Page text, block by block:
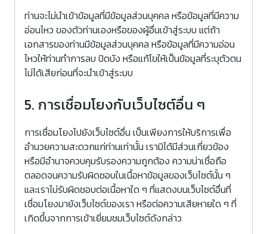
ท่านจะไม่นำเข้าข้อมูลที่มีข้อมูลส่วนบุคคล หรือข้อมูลที่มีความ
อ่อนไหว ของตัวท่านเองหรือของผู้อื่นเข้าสู่ระบบ แต่ถ้า
เอกสารของท่านมีข้อมูลส่วนบุคคล หรือข้อมูลที่มีความอ่อน
ไหวให้ท่านทำการลบ ปิดบัง หรือแก้ไขให้เป็นข้อมูลที่ระบุตัวตน
ไม่ได้เสียก่อนที่จะนำเข้าสู่ระบบ
5. การเชื่อมโยงกับเว็บไซต์อื่น ๆ
การเชื่อมโยงไปยังเว็บไซต์อื่น เป็นเพียงการให้บริการเพื่อ
อำนวยความสะดวกแก่ท่านเท่านั้น เรามิได้มีส่วนเกี่ยวข้อง
หรือมีอำนาจควบคุมรับรองความถูกต้อง ความน่าเชื่อถือ
ตลอดจนความรับผิดชอบในเนื้อหาข้อมูลของเว็บไซต์นั้น ๆ
และเราไม่รับผิดชอบต่อเนื้อหาใด ๆ ที่แสดงบนเว็บไซต์อื่นที่
เชื่อมโยงมายังเว็บไซต์ของเรา หรือต่อความเสียหายใด ๆ ที่
เกิดขึ้นจากการเข้าเยี่ยมชมเว็บไซต์ดังกล่าว